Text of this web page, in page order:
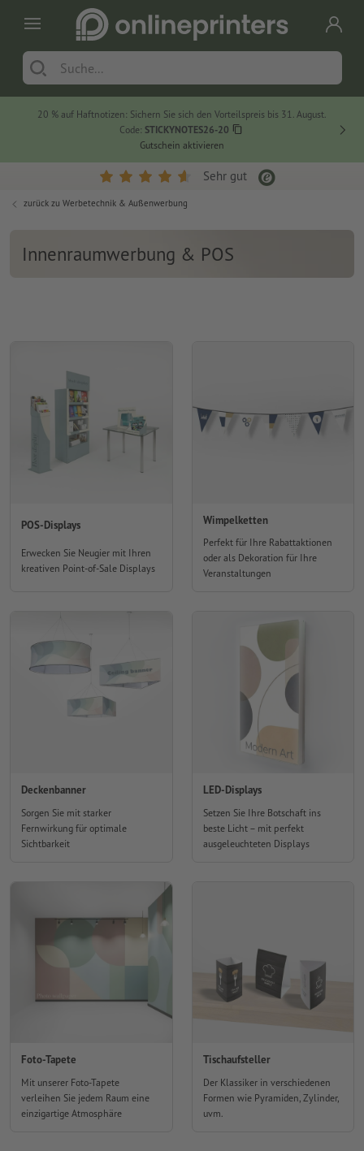
20 % auf Haftnotizen: Sichern Sie sich den Vorteilspreis bis 31. August.
Code: STICKYNOTES26-20
Gutschein aktivieren
Sehr gut
zurück zu Werbetechnik & Außenwerbung
Innenraumwerbung & POS
POS-Displays
Erwecken Sie Neugier mit Ihren
kreativen Point-of-Sale Displays
Wimpelketten
Perfekt für Ihre Rabattaktionen
oder als Dekoration für Ihre
Veranstaltungen
Deckenbanner
Sorgen Sie mit starker
Fernwirkung für optimale
Sichtbarkeit
LED-Displays
Setzen Sie Ihre Botschaft ins
beste Licht – mit perfekt
ausgeleuchteten Displays
Foto-Tapete
Mit unserer Foto-Tapete
verleihen Sie jedem Raum eine
einzigartige Atmosphäre
Tischaufsteller
Der Klassiker in verschiedenen
Formen wie Pyramiden, Zylinder,
uvm.